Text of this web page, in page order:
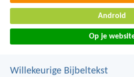
Android
Op je
Willekeurige Bijbeltekst